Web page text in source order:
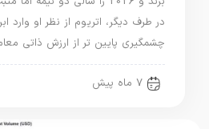
در طرف دیگر، اتریوم از نظر او وارد
چشمگیری پایین تر از ارزش ذاتی
7 ماه پیش